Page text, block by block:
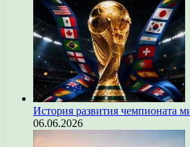
История развития чемпионата
06.06.2026